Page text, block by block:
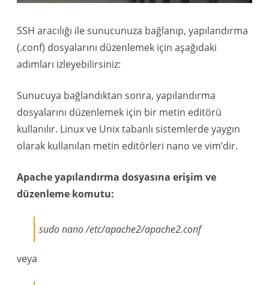
SSH aracılığı ile sunucunuza bağlanıp, yapılandırma
(.conf) dosyalarını düzenlemek için aşağıdaki
adımları izleyebilirsiniz:
Sunucuya bağlandıktan sonra, yapılandırma
dosyalarını düzenlemek için bir metin editörü
kullanılır. Linux ve Unix tabanlı sistemlerde yaygın
olarak kullanılan metin editörleri nano ve vim’dir.
Apache yapılandırma dosyasına erişim ve
düzenleme komutu:
sudo nano /etc/apache2/apache2.conf
veya